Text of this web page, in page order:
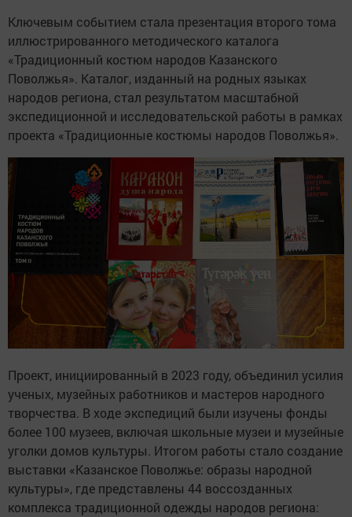
Ключевым событием стала презентация второго тома
иллюстрированного методического каталога
«Традиционный костюм народов Казанского
Поволжья». Каталог, изданный на родных языках
народов региона, стал результатом масштабной
экспедиционной и исследовательской работы в рамках
проекта «Традиционные костюмы народов Поволжья».
Проект, инициированный в 2023 году, объединил усилия
ученых, музейных работников и мастеров народного
творчества. В ходе экспедиций были изучены фонды
более 100 музеев, включая школьные музеи и музейные
уголки домов культуры. Итогом работы стало создание
выставки «Казанское Поволжье: образы народной
культуры», где представлены 44 воссозданных
комплекса традиционной одежды народов региона: